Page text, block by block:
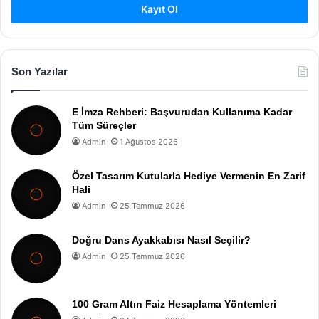
Kayıt Ol
Son Yazılar
E İmza Rehberi: Başvurudan Kullanıma Kadar
Tüm Süreçler
Admin 1 Ağustos 2026
Özel Tasarım Kutularla Hediye Vermenin En Zarif
Hali
Admin 25 Temmuz 2026
Doğru Dans Ayakkabısı Nasıl Seçilir?
Admin 25 Temmuz 2026
100 Gram Altın Faiz Hesaplama Yöntemleri